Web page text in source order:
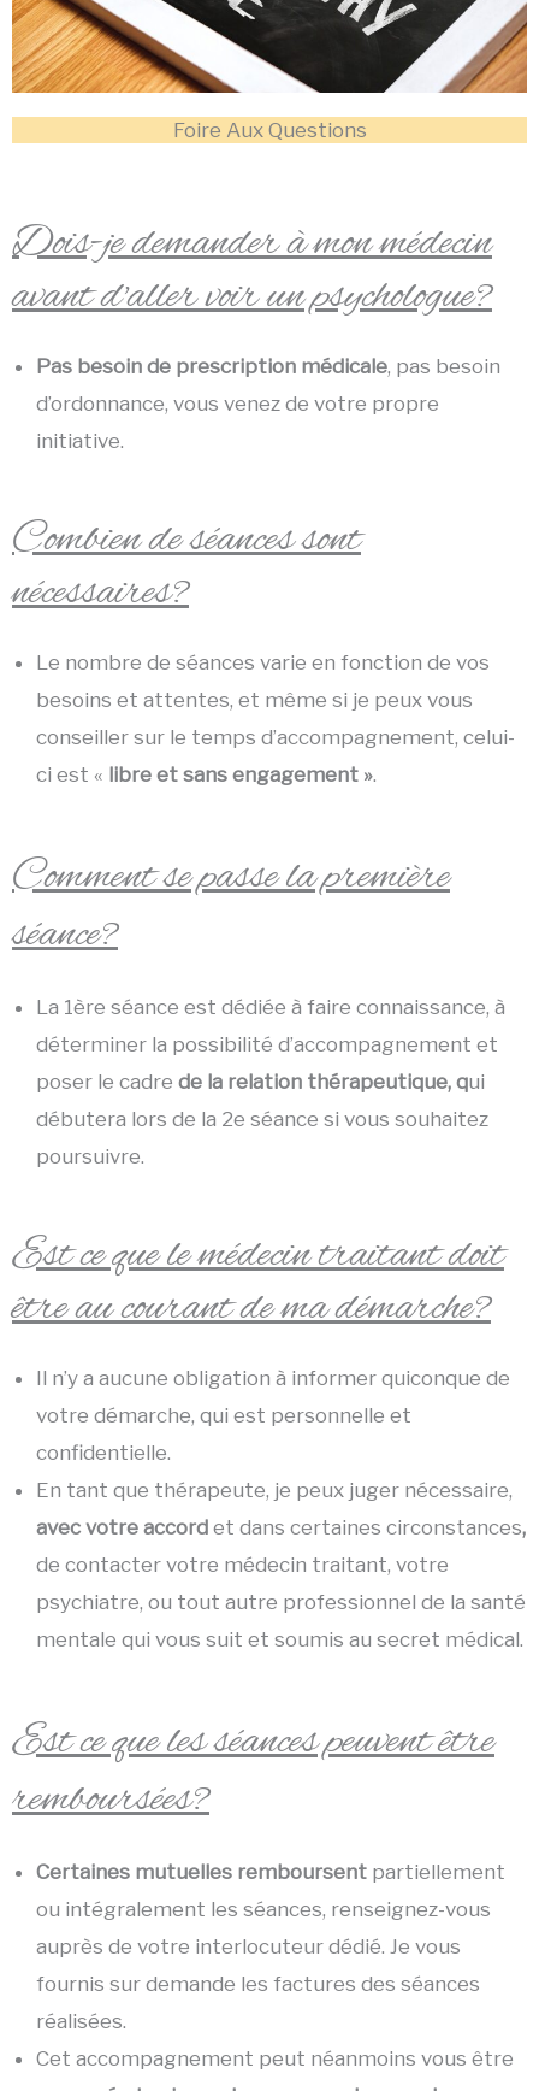
Foire Aux Questions
Dois-je demander à mon médecin
avant d'aller voir un psychologue?
Pas besoin de prescription médicale, pas besoin
d’ordonnance, vous venez de votre propre
initiative.
Combien de séances sont
nécessaires?
Le nombre de séances varie en fonction de vos
besoins et attentes, et même si je peux vous
conseiller sur le temps d’accompagnement, celui-
ci est « libre et sans engagement ».
Comment se passe la première
séance?
La 1ère séance est dédiée à faire connaissance, à
déterminer la possibilité d’accompagnement et
poser le cadre de la relation thérapeutique, qui
débutera lors de la 2e séance si vous souhaitez
poursuivre.
Est ce que le médecin traitant doit
être au courant de ma démarche?
Il n’y a aucune obligation à informer quiconque de
votre démarche, qui est personnelle et
confidentielle.
En tant que thérapeute, je peux juger nécessaire,
avec votre accord et dans certaines circonstances,
de contacter votre médecin traitant, votre
psychiatre, ou tout autre professionnel de la santé
mentale qui vous suit et soumis au secret médical.
Est ce que les séances peuvent être
remboursées?
Certaines mutuelles remboursent partiellement
ou intégralement les séances, renseignez-vous
auprès de votre interlocuteur dédié. Je vous
fournis sur demande les factures des séances
réalisées.
Cet accompagnement peut néanmoins vous être